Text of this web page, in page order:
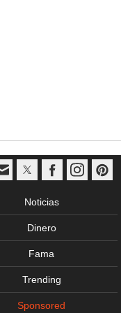
Noticias
Dinero
Fama
Trending
Sponsored